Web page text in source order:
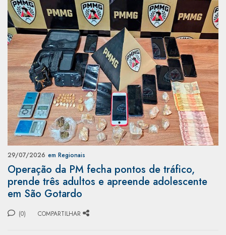
29/07/2026 em Regionais
Operação da PM fecha pontos de tráfico,
prende três adultos e apreende adolescente
em São Gotardo
(0) COMPARTILHAR